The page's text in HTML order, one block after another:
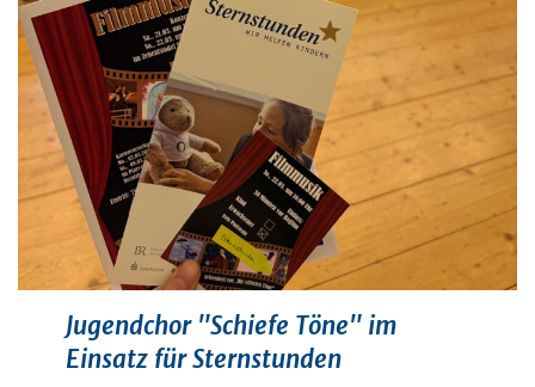
Jugendchor "Schiefe Töne" im
Einsatz für Sternstunden